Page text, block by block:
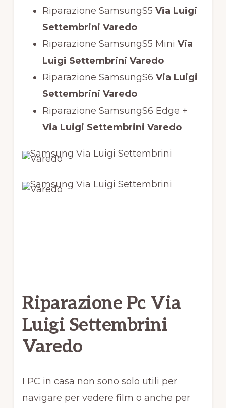
Riparazione SamsungS5 Via Luigi
Settembrini Varedo
Riparazione SamsungS5 Mini Via
Luigi Settembrini Varedo
Riparazione SamsungS6 Via Luigi
Settembrini Varedo
Riparazione SamsungS6 Edge +
Via Luigi Settembrini Varedo
Riparazione Pc Via
Luigi Settembrini
Varedo
I PC in casa non sono solo utili per
navigare per vedere film o anche per